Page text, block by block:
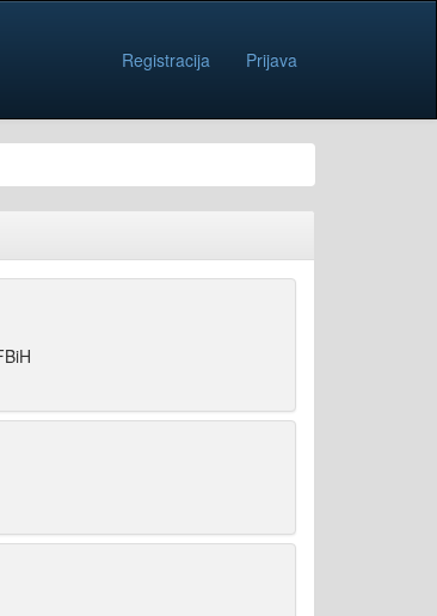
Registracija Prijava